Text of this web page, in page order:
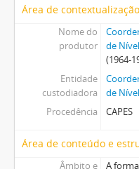
Área de contextualização
Nome do
produtor
de
(1964-
Entidade
custodiadora
de
Procedência
CAPES
Área de conteúdo e
Âmbito e
A